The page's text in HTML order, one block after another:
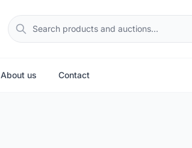
About us Contact